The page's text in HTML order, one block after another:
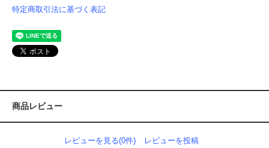
特定商取引法に基づく表記
商品レビュー
レビューを見る(0件) レビューを投稿